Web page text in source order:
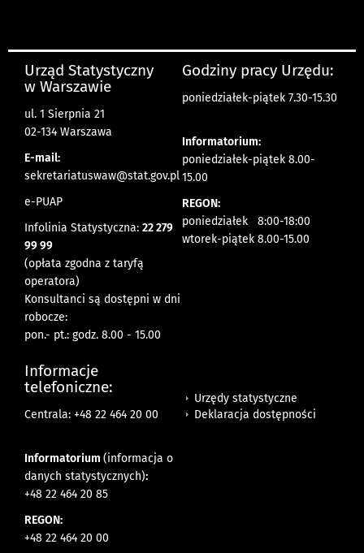
Urząd Statystyczny
w Warszawie
ul. 1 Sierpnia 21
02-134 Warszawa
E-mail:
sekretariatuswaw@stat.gov.pl
e-PUAP
Infolinia Statystyczna: 22 279
99 99
(opłata zgodna z taryfą
operatora)
Konsultanci są dostępni w dni
robocze:
pon.- pt.: godz. 8.00 - 15.00
Godziny pracy Urzędu:
poniedziałek-piątek 7.30-15.30
Informatorium:
poniedziałek-piątek 8.00-
15.00
REGON:
poniedziałek 8:00-18:00
wtorek-piątek 8.00-15.00
Informacje
telefoniczne:
Centrala: +48 22 464 20 00
Informatorium (informacja o
danych statystycznych):
+48 22 464 20 85
REGON:
+48 22 464 20 00
Urzędy statystyczne
Deklaracja dostępności